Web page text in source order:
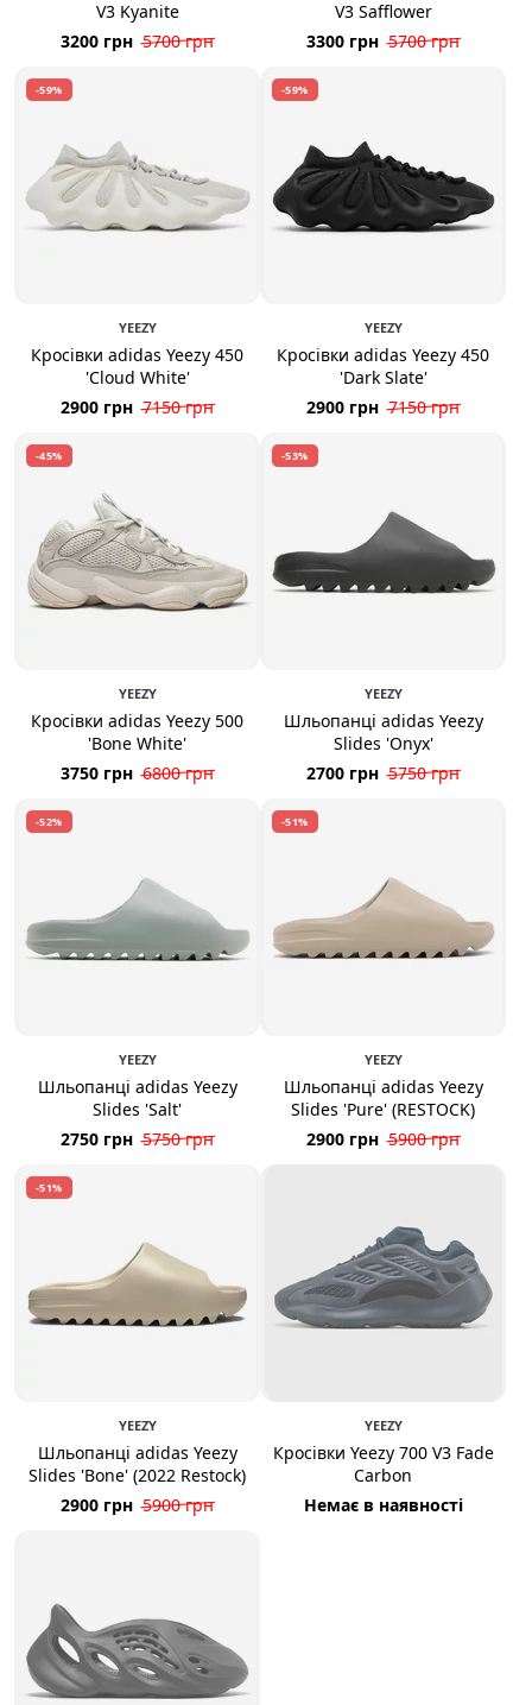
V3 Kyanite
3200 грн 5700 грн
V3 Safflower
3300 грн 5700 грн
-59%
YEEZY
Кросівки adidas Yeezy 450
'Cloud White'
2900 грн 7150 грн
-59%
YEEZY
Кросівки adidas Yeezy 450
'Dark Slate'
2900 грн 7150 грн
-45%
YEEZY
Кросівки adidas Yeezy 500
'Bone White'
3750 грн 6800 грн
-53%
YEEZY
Шльопанці adidas Yeezy
Slides 'Onyx'
2700 грн 5750 грн
-52%
YEEZY
Шльопанці adidas Yeezy
Slides 'Salt'
2750 грн 5750 грн
-51%
YEEZY
Шльопанці adidas Yeezy
Slides 'Pure' (RESTOCK)
2900 грн 5900 грн
-51%
YEEZY
Шльопанці adidas Yeezy
Slides 'Bone' (2022 Restock)
2900 грн 5900 грн
YEEZY
Кросівки Yeezy 700 V3 Fade
Carbon
Немає в наявності